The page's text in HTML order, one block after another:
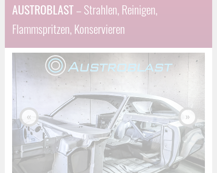
AUSTROBLAST– Strahlen, Reinigen,
Flammspritzen, Konservieren
« »